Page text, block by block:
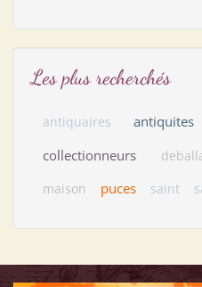
Les plus recherchés
antiquaires antiquites
collectionneurs
maison puces saint